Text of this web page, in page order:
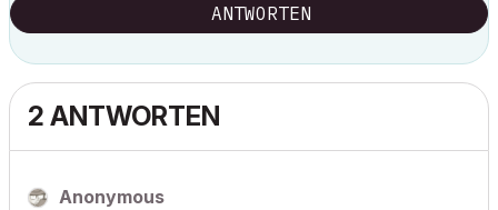
ANTWORTEN
2 ANTWORTEN
Anonymous